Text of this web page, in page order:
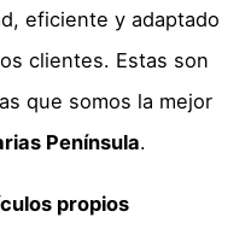
eficiente y adaptado
clientes. Estas son
que somos la mejor
Península.
propios